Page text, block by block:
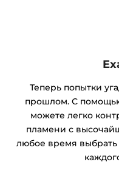
Теперь попытки
прошлом. С
можете легко
пламени с
любое время выбрать